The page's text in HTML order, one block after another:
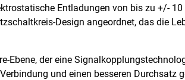
Entladungen von bis zu +/-
Design angeordnet, das die
Ebene, der eine
und einen besseren